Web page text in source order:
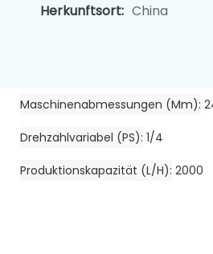
Herkunftsort: China
Maschinenabmessungen (mm)
Drehzahlvariabel (PS) 1/4
Produktionskapazität (l/h) 2000